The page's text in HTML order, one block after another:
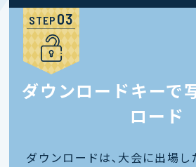
STEP
ダウンロードキーで
ロード
ダウンロードは､大会に出場し